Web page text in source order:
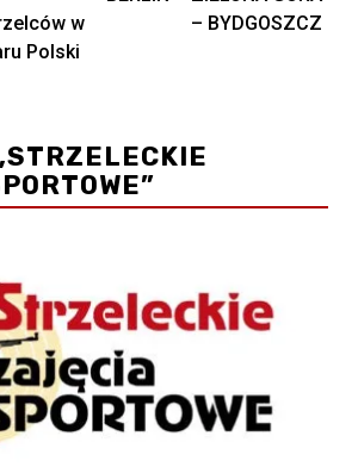
w
Polski
– BYDGOSZCZ